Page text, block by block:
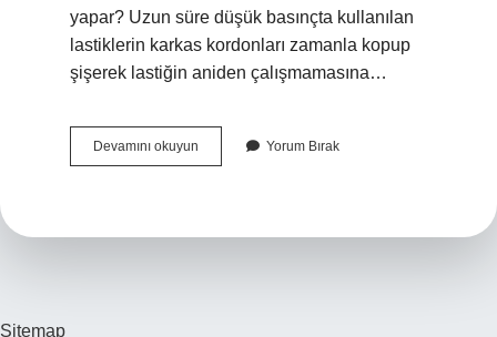
yapar? Uzun süre düşük basınçta kullanılan
lastiklerin karkas kordonları zamanla kopup
şişerek lastiğin aniden çalışmamasına…
Devamını okuyun
Yapan
Yorum Bırak
Sitemap